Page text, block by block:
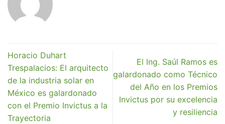
Horacio Duhart
Trespalacios: El arquitecto
de la industria solar en
México es galardonado
con el Premio Invictus a la
Trayectoria
El Ing. Saúl Ramos es
galardonado como Técnico
del Año en los Premios
Invictus por su excelencia
y resiliencia